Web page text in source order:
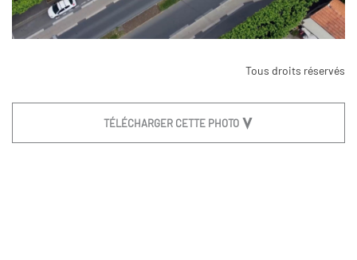
Tous droits réservés
TÉLÉCHARGER CETTE PHOTO